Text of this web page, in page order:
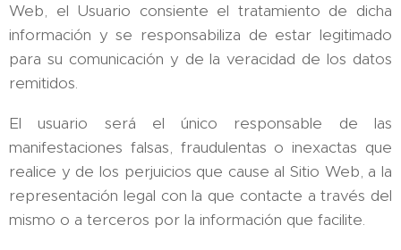
Web, el Usuario consiente el tratamiento de dicha
información y se responsabiliza de estar legitimado
para su comunicación y de la veracidad de los datos
remitidos.
El usuario será el único responsable de las
manifestaciones falsas, fraudulentas o inexactas que
realice y de los perjuicios que cause al Sitio Web, a la
representación legal con la que contacte a través del
mismo o a terceros por la información que facilite.